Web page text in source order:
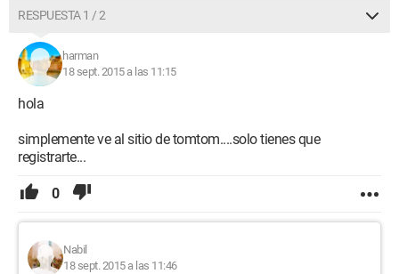
RESPUESTA 1 / 2
harman
18 sept. 2015 a las 11:15
hola
simplemente ve al sitio de tomtom....solo tienes que
registrarte...
0
Nabil
18 sept. 2015 a las 11:46